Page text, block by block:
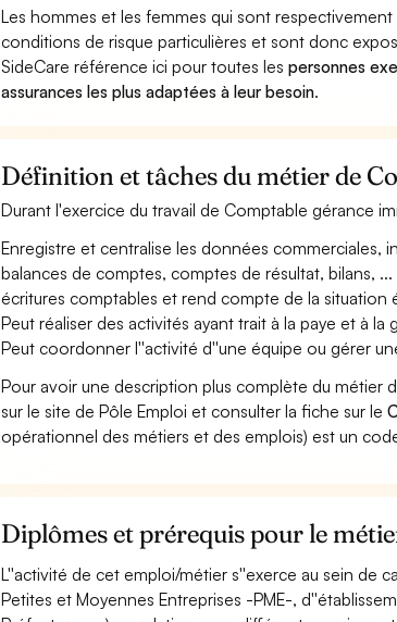
Les hommes et les femmes qui sont
conditions de risque particulières et sont donc
SideCare référence ici pour toutes lespersonnes
assurances les plus adaptées à leur besoin.
Définition et tâches du métier de
Durant l'exercice du travail de Comptable gérance
Enregistre et centralise les données commerciales,
balances de comptes, comptes de résultat, bilans,
écritures comptables et rend compte de la situation
Peut réaliser des activités ayant trait à la paye et à
Peut coordonner l''activité d''une équipe ou gérer
Pour avoir une description plus complète du métier
sur le site de Pôle Emploi et consulter la fiche sur le
opérationnel des métiers et des emplois) est un
Diplômes et prérequis pour le
L''activité de cet emploi/métier s''exerce au sein de
Petites et Moyennes Entreprises -PME-,